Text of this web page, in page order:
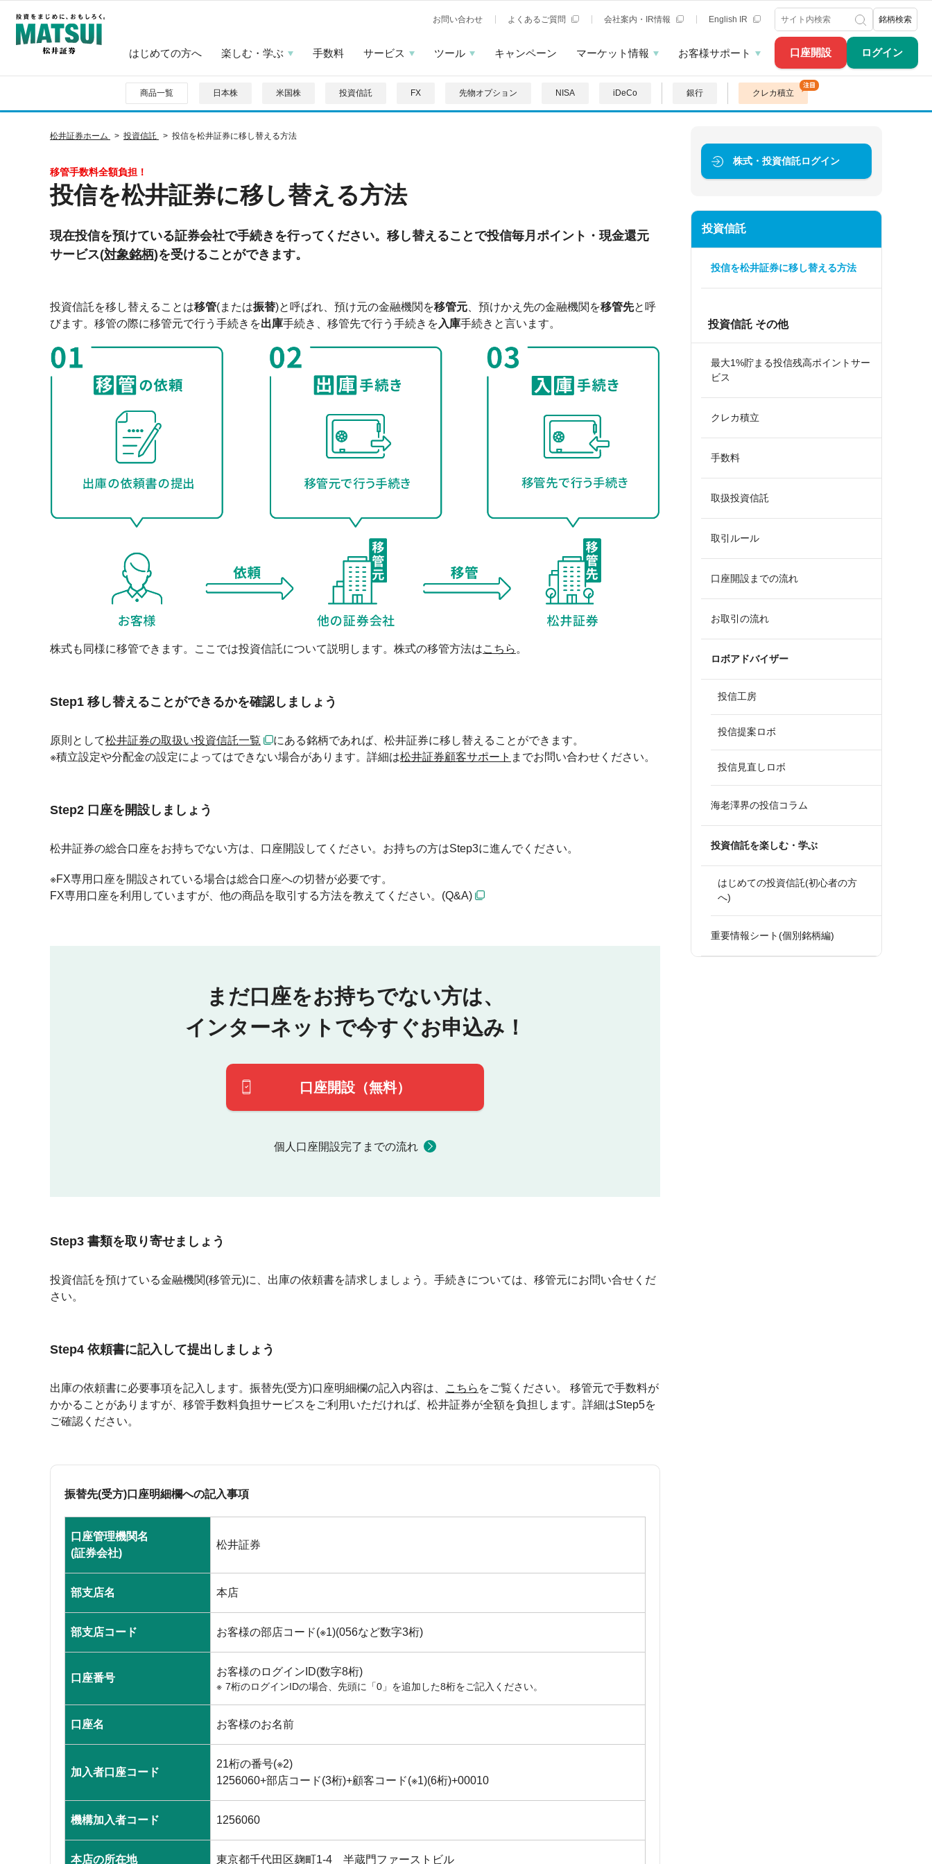
口座開設 ログイン
お問い合わせ よくあるご質問 会社案内・IR情報 English IR 銘柄検索
はじめての方へ 楽しむ・学ぶ 手数料 サービス ツール キャンペーン マーケット情報 お客様サポート
商品一覧 日本株 米国株 投資信託 FX 先物オプション NISA iDeCo 銀行 クレカ積立
松井証券ホーム 投資信託 投信を松井証券に移し替える方法
移管手数料全額負担！
投信を松井証券に移し替える方法
現在投信を預けている証券会社で手続きを行ってください。移し替えることで投信毎月ポイント・現金還元
サービス(対象銘柄)を受けることができます。
投資信託を移し替えることは移管(または振替)と呼ばれ、預け元の金融機関を移管元 、預けかえ先の金融機関を移管先と呼
びます。移管の際に移管元で行う手続きを出庫手続き、移管先で行う手続きを 入庫手続きと言います。
株式も同様に移管できます。ここでは投資信託について説明します。株式の移管方法はこちら 。
Step1 移し替えることができるかを確認しましょう
原則として松井証券の取扱い投資信託一覧
にある銘柄であれば、松井証券に移し替えることができます。
※積立設定や分配金の設定によってはできない場合があります。詳細は松井証券顧客サポート までお問い合わせください。
Step2 口座を開設しましょう
松井証券の総合口座をお持ちでない方は、口座開設してください。お持ちの方はStep3に進んでください。
※FX専用口座を開設されている場合は総合口座への切替が必要です。
FX専用口座を利用していますが、他の商品を取引する方法を教えてください。(Q&A)
まだ口座をお持ちでない方は、
インターネットで今すぐお申込み！
口座開設（無料）
個人口座開設完了までの流れ
Step3 書類を取り寄せましょう
投資信託を預けている金融機関(移管元)に、出庫の依頼書を請求しましょう。手続きについては、移管元にお問い合せくだ
さい。
Step4 依頼書に記入して提出しましょう
出庫の依頼書に必要事項を記入します。振替先(受方)口座明細欄の記入内容は、 こちら をご覧ください。 移管元で手数料が
かかることがありますが、移管手数料負担サービスをご利用いただければ、松井証券が全額を負担します。詳細はStep5を
ご確認ください。
振替先(受方)口座明細欄への記入事項
口座管理機関名
(証券会社)
松井証券
部支店名 本店
部支店コード お客様の部店コード(※1)(056など数字3桁)
口座番号
お客様のログインID(数字8桁)
7桁のログインIDの場合、先頭に「0」を追加した8桁をご記入ください。
口座名 お客様のお名前
加入者口座コード
21桁の番号(※2)
1256060+部店コード(3桁)+顧客コード(※1)(6桁)+00010
機構加入者コード 1256060
本店の所在地 東京都千代田区麹町1-4 半蔵門ファーストビル
株式・投資信託ログイン
投資信託
投信を松井証券に移し替える方法
投資信託 その他
最大1%貯まる投信残高ポイントサー
ビス
クレカ積立
手数料
取扱投資信託
取引ルール
口座開設までの流れ
お取引の流れ
ロボアドバイザー
投信工房
投信提案ロボ
投信見直しロボ
海老澤界の投信コラム
投資信託を楽しむ・学ぶ
はじめての投資信託(初心者の方
へ)
重要情報シート(個別銘柄編)